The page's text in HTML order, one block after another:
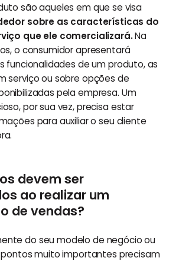
são aqueles em que se visa
sobre as características do
que ele comercializará.Na
o consumidor apresentará
funcionalidades de um produto, as
serviço ou sobre opções de
pela empresa. Um
por sua vez, precisa estar
para auxiliar o seu cliente
devem ser
ao realizar um
de vendas?
do seu modelo de negócio ou
muito importantes precisam